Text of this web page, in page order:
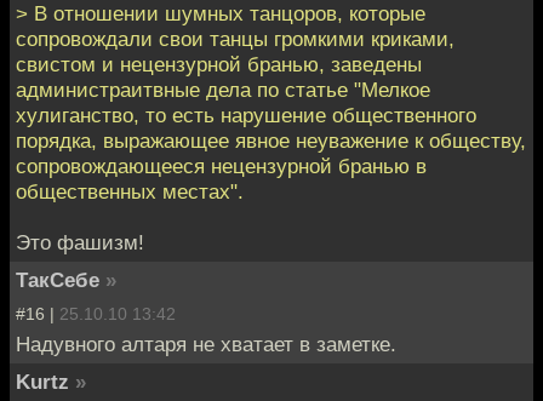
> В отношении шумных танцоров, которые
сопровождали свои танцы громкими криками,
свистом и нецензурной бранью, заведены
администраитвные дела по статье "Мелкое
хулиганство, то есть нарушение общественного
порядка, выражающее явное неуважение к обществу,
сопровождающееся нецензурной бранью в
общественных местах".
Это фашизм!
ТакСебе »
#16 | 25.10.10 13:42
Надувного алтаря не хватает в заметке.
Kurtz »